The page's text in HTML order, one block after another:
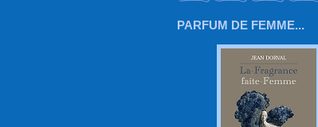
PARFUM DE FEMME...